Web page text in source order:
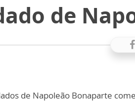
de
de Napoleão Bonaparte